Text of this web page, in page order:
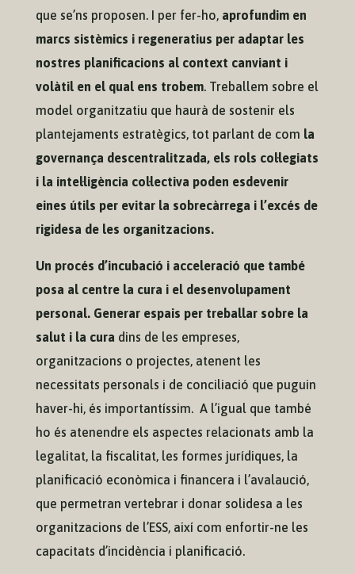
que se’ns proposen. I per fer-ho, aprofundim en
marcs sistèmics i regeneratius per adaptar les
nostres planificacions al context canviant i
volàtil en el qual ens trobem. ​Treballem sobre el
model organitzatiu que haurà de sostenir els
plantejaments estratègics, tot parlant de com la
governança descentralitzada, els rols col·legiats
i la intel·ligència col·lectiva poden esdevenir
eines útils per evitar la sobrecàrrega i l’excés de
rigidesa de les organitzacions.
Un procés d’incubació i acceleració que també
posa al centre la cura i el desenvolupament
personal. Generar espais per treballar sobre la
salut i la cura dins de les empreses,
organitzacions o projectes, atenent les
necessitats personals i de conciliació que puguin
haver-hi, és importantíssim. ​ A l’igual que també
ho és atenendre els aspectes relacionats amb la
legalitat, la fiscalitat, les formes jurídiques, la
planificació econòmica i financera i l’avalaució,
que permetran vertebrar i donar solidesa a les
organitzacions de l’ESS, així com enfortir-ne les
capacitats d’incidència i planificació.